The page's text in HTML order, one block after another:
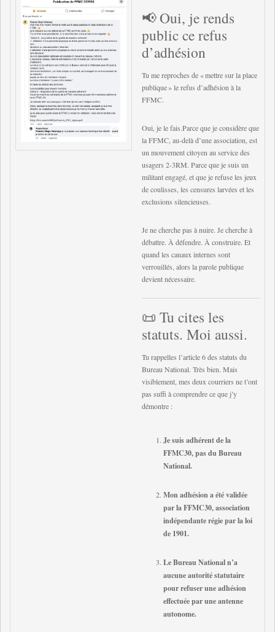
📢 Oui, je rends
public ce refus
d’adhésion
Tu me reproches de « mettre sur la place
publique » le refus d’adhésion à la
FFMC.
Oui, je le fais.Parce que je considère que
la FFMC, au-delà d’une association, est
un mouvement citoyen au service des
usagers 2-3RM. Parce que je suis un
militant engagé, et que je refuse les jeux
de coulisses, les censures larvées et les
exclusions silencieuses.
Je ne cherche pas à nuire. Je cherche à
débattre. À défendre. À construire. Et
quand les canaux internes sont
verrouillés, alors la parole publique
devient nécessaire.
📜 Tu cites les
statuts. Moi aussi.
Tu rappelles l’article 6 des statuts du
Bureau National. Très bien. Mais
visiblement, mes deux courriers ne t’ont
pas suffi à comprendre ce que j’y
démontre :
Je suis adhérent de la
FFMC30, pas du Bureau
National.
Mon adhésion a été validée
par la FFMC30, association
indépendante régie par la loi
de 1901.
Le Bureau National n’a
aucune autorité statutaire
pour refuser une adhésion
effectuée par une antenne
autonome.